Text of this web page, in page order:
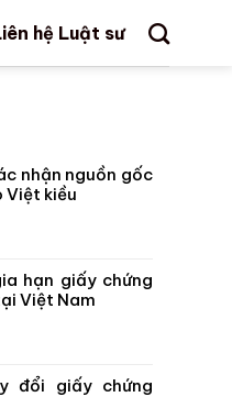
hệ Luật sư
nhận nguồn gốc
Việt kiều
hạn giấy chứng
Việt Nam
đổi giấy chứng